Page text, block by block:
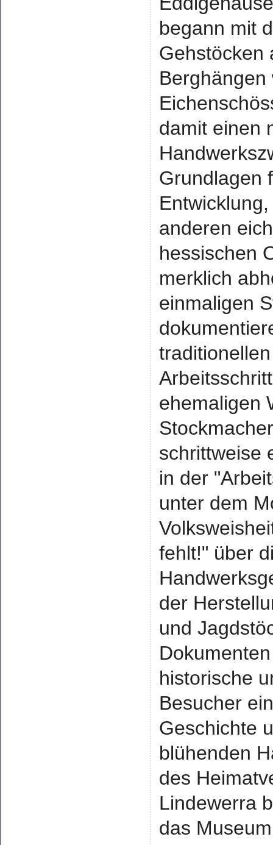
begann mit
Gehstöcken
damit einen
Grundlagen
anderen
hessischen
merklich
einmaligen
ehemaligen
schrittweise
in der
unter dem
fehlt!" über
der
und
historische
Besucher
Geschichte
blühenden
des
Lindewerra
das